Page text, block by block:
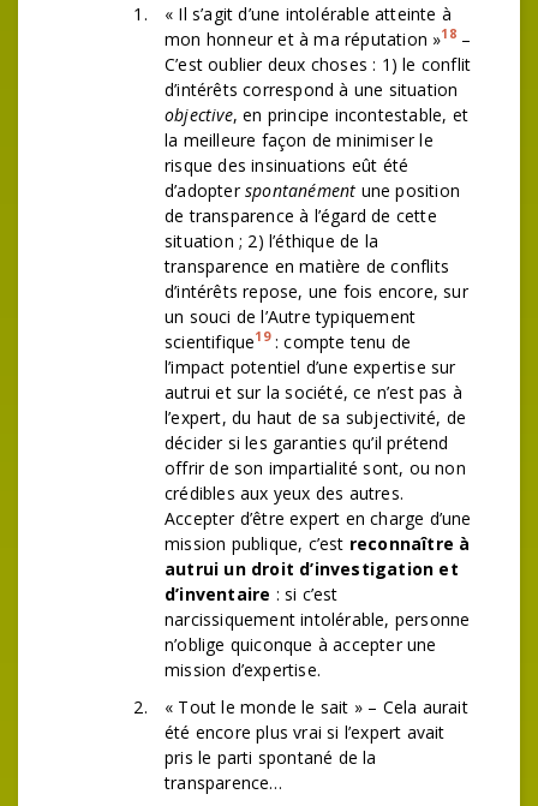
« Il s’agit d’une intolérable atteinte à
mon honneur et à ma réputation »18–
C’est oublier deux choses : 1) le conflit
d’intérêts correspond à une situation
objective, en principe incontestable, et
la meilleure façon de minimiser le
risque des insinuations eût été
d’adopterspontanément une position
de transparence à l’égard de cette
situation ; 2) l’éthique de la
transparence en matière de conflits
d’intérêts repose, une fois encore, sur
un souci de l’Autre typiquement
scientifique19: compte tenu de
l’impact potentiel d’une expertise sur
autrui et sur la société, ce n’est pas à
l’expert, du haut de sa subjectivité, de
décider si les garanties qu’il prétend
offrir de son impartialité sont, ou non
crédibles aux yeux des autres.
Accepter d’être expert en charge d’une
mission publique, c’est reconnaître à
autrui un droit d’investigation et
d’inventaire : si c’est
narcissiquement intolérable, personne
n’oblige quiconque à accepter une
mission d’expertise.
« Tout le monde le sait » – Cela aurait
été encore plus vrai si l’expert avait
pris le parti spontané de la
transparence…